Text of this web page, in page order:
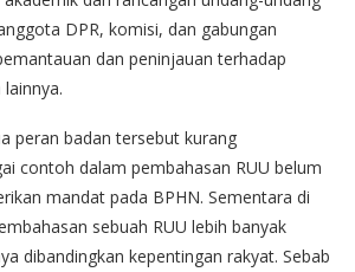
DPR, komisi, dan gabungan
dan peninjauan terhadap
peran badan tersebut kurang
contoh dalam pembahasan RUU belum
mandat pada BPHN. Sementara di
sebuah RUU lebih banyak
dibandingkan kepentingan rakyat. Sebab